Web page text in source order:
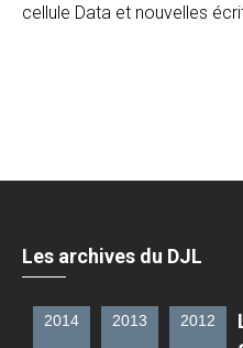
cellule Data et nouvelles
Les archives du DJL
2014 2013 2012